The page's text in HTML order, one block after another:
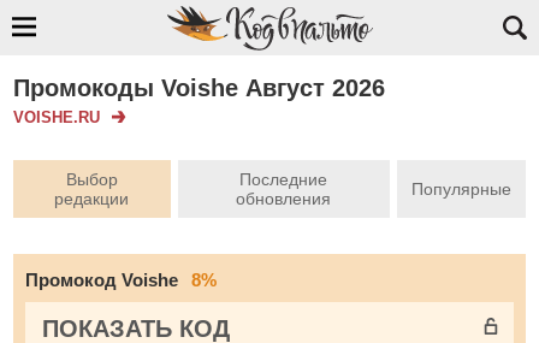
Промокоды Voishe Август 2026
VOISHE.RU
Выбор
редакции
Последние
обновления
Популярные
Промокод Voishe 8%
ПОКАЗАТЬ КОД